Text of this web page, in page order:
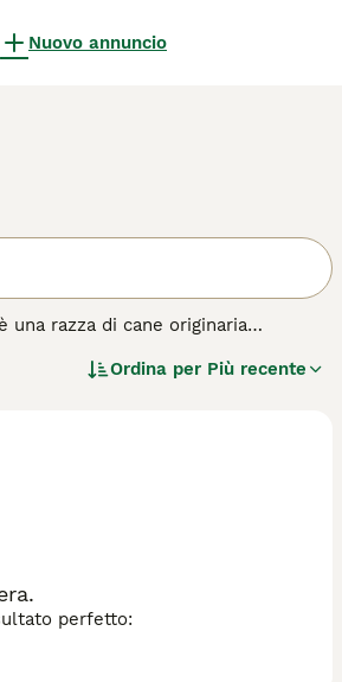
Nuovo annuncio
razza di cane originaria
nero, bianco o grigio, ed è
le attività all'aria aperta e può
un forte istinto al branco e può
manto del Puli richiede una
la salute della pelle. Tra le
evidenziando
Puli** è ideale per chi cerca un
Ordina per Più recente
perfetto: